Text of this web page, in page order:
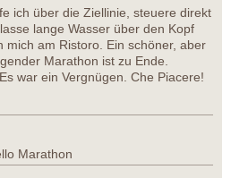
ich über die Ziellinie, steuere direkt
lange Wasser über den Kopf
mich am Ristoro. Ein schöner, aber
Marathon ist zu Ende.
war ein Vergnügen. Che Piacere!
Marathon